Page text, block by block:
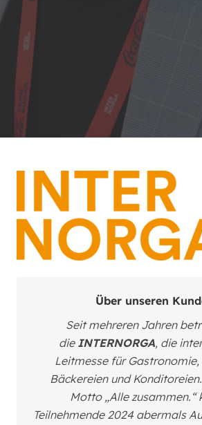
Über unseren
Seit mehreren Jahren
die INTERNORGA, die
Leitmesse für
Bäckereien und
Motto „Alle zusammen.“
Teilnehmende 2024 abermals